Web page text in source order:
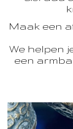
Maak een
We helpen
een